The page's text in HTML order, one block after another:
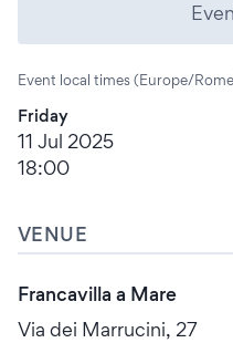
Event local times (Europe/
Friday
11 Jul 2025
18:00
VENUE
Francavilla a Mare
Via dei Marrucini, 27